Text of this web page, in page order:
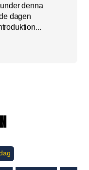
denna
dagen